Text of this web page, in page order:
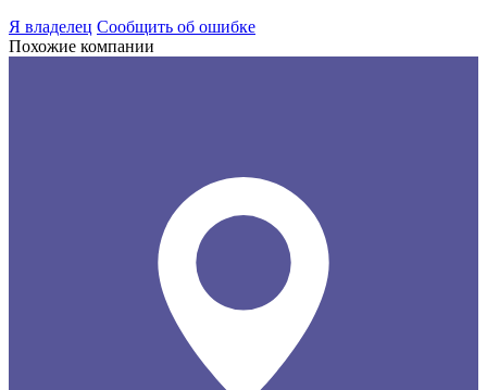
Я владелец Сообщить об ошибке
Похожие компании